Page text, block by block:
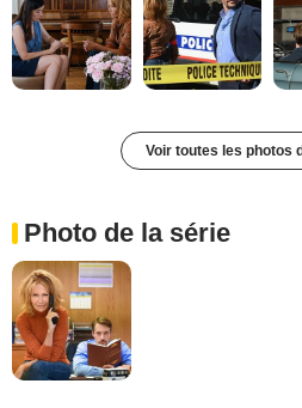
Voir toutes les photos
Photo de la série